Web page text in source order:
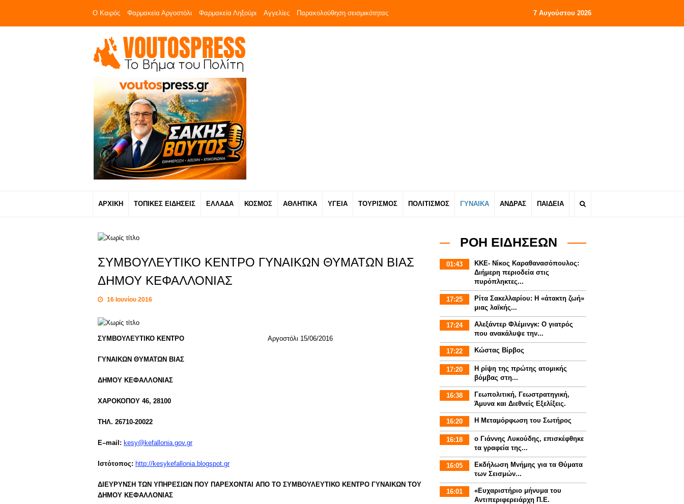
Ο Καιρός Φαρμακεία Αργοστόλι Φαρμακεία Ληξούρι Αγγελίες Παρακολούθηση σεισμικότητας 7 Αυγούστου 2026
ΑΡΧΙΚΗ ΤΟΠΙΚΕΣ ΕΙΔΗΣΕΙΣ ΕΛΛΑΔΑ ΚΟΣΜΟΣ ΑΘΛΗΤΙΚΑ ΥΓΕΙΑ ΤΟΥΡΙΣΜΟΣ ΠΟΛΙΤΙΣΜΟΣ ΓΥΝΑΙΚΑ ΑΝΔΡΑΣ ΠΑΙΔΕΙΑ
ΣΥΜΒΟΥΛΕΥΤΙΚΟ ΚΕΝΤΡΟ ΓΥΝΑΙΚΩΝ ΘΥΜΑΤΩΝ ΒΙΑΣ
ΔΗΜΟΥ ΚΕΦΑΛΛΟΝΙΑΣ
16 Ιουνίου 2016
ΣΥΜΒΟΥΛΕΥΤΙΚΟ ΚΕΝΤΡΟ Αργοστόλι 15/06/2016
ΓΥΝΑΙΚΩΝ ΘΥΜΑΤΩΝ ΒΙΑΣ
ΔΗΜΟΥ ΚΕΦΑΛΛΟΝΙΑΣ
ΧΑΡΟΚΟΠΟΥ 46, 28100
ΤΗΛ. 26710-20022
E–mail : kesy@kefallonia.gov.gr
Ιστότοπος: http://kesykefallonia.blogspot.gr
ΔΙΕΥΡΥΝΣΗ ΤΩΝ ΥΠΗΡΕΣΙΩΝ ΠΟΥ ΠΑΡΕΧΟΝΤΑΙ ΑΠΟ ΤΟ ΣΥΜΒΟΥΛΕΥΤΙΚΟ ΚΕΝΤΡΟ ΓΥΝΑΙΚΩΝ ΤΟΥ
ΔΗΜΟΥ ΚΕΦΑΛΛΟΝΙΑΣ
ΡΟΗ ΕΙΔΗΣΕΩΝ
01:43
ΚΚΕ- Νίκος Καραθανασόπουλος:
Διήμερη περιοδεία στις
πυρόπληκτες...
17:25
Ρίτα Σακελλαρίου: Η «άτακτη ζωή»
μιας λαϊκής...
17:24
Αλεξάντερ Φλέμινγκ: Ο γιατρός
που ανακάλυψε την...
17:22 Κώστας Βίρβος
17:20
Η ρίψη της πρώτης ατομικής
βόμβας στη...
16:38
Γεωπολιτική, Γεωστρατηγική,
Άμυνα και Διεθνείς Εξελίξεις.
16:20 Η Μεταμόρφωση του Σωτήρος
16:18
ο Γιάννης Λυκούδης, επισκέφθηκε
τα γραφεία της...
16:05
Εκδήλωση Μνήμης για τα Θύματα
των Σεισμών...
16:01
«Ευχαριστήριο μήνυμα του
Αντιπεριφερειάρχη Π.Ε.